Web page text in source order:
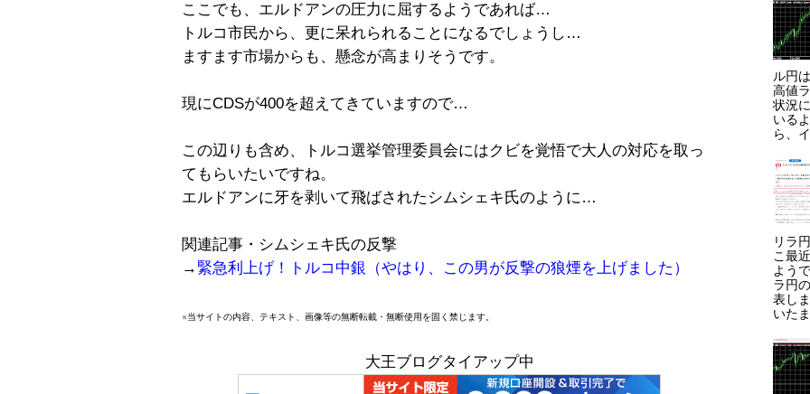
ここでも、エルドアンの圧力に屈するようであれば…
トルコ市民から、更に呆れられることになるでしょうし…
ますます市場からも、懸念が高まりそうです。
現にCDSが400を超えてきていますので…
この辺りも含め、トルコ選挙管理委員会にはクビを覚悟で大人の対応を取っ
てもらいたいですね。
エルドアンに牙を剥いて飛ばされたシムシェキ氏のように…
関連記事・シムシェキ氏の反撃
→ 緊急利上げ！トルコ中銀（やはり、この男が反撃の狼煙を上げました）
※当サイトの内容、テキスト、画像等の無断転載・無断使用を固く禁じます。
大王ブログタイアップ中
ル円
高値
状況
いる
ら、
リラ
こ最
よう
ラ円
表し
いた